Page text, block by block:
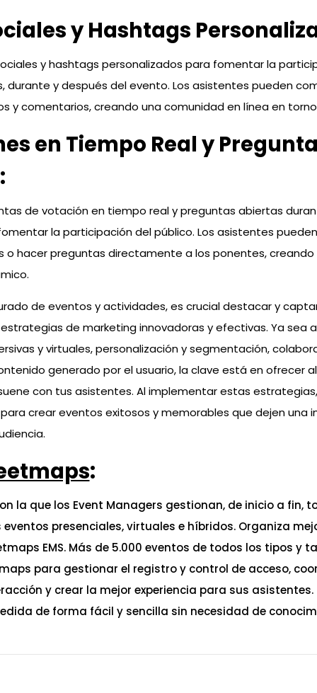
y Hashtags
y hashtags personalizados para fomentar la
durante y después del evento. Los asistentes pueden
y comentarios, creando una comunidad en línea en
en Tiempo Real y
de votación en tiempo real y preguntas abiertas
la participación del público. Los asistentes
o hacer preguntas directamente a los ponentes,
de eventos y actividades, es crucial destacar y
de marketing innovadoras y efectivas. Ya sea
y virtuales, personalización y segmentación,
generado por el usuario, la clave está en ofrecer
con tus asistentes. Al implementar estas
crear eventos exitosos y memorables que dejen una
:
la que los Event Managers gestionan, de inicio a fin,
presenciales, virtuales e híbridos. Organiza
EMS. Más de 5.000 eventos de todos los tipos y
para gestionar el registro y control de acceso,
y crear la mejor experiencia para sus asistentes.
de forma fácil y sencilla sin necesidad de